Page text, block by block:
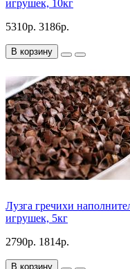
игрушек, 10кг
5310р. 3186р.
В корзину
Лузга гречихи
игрушек, 5кг
2790р. 1814р.
В корзину